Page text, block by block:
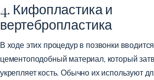
4. Кифопластика и
вертебропластика
В ходе этих процедур в позвонки вводится
цементоподобный материал, который
укрепляет кость. Обычно их используют